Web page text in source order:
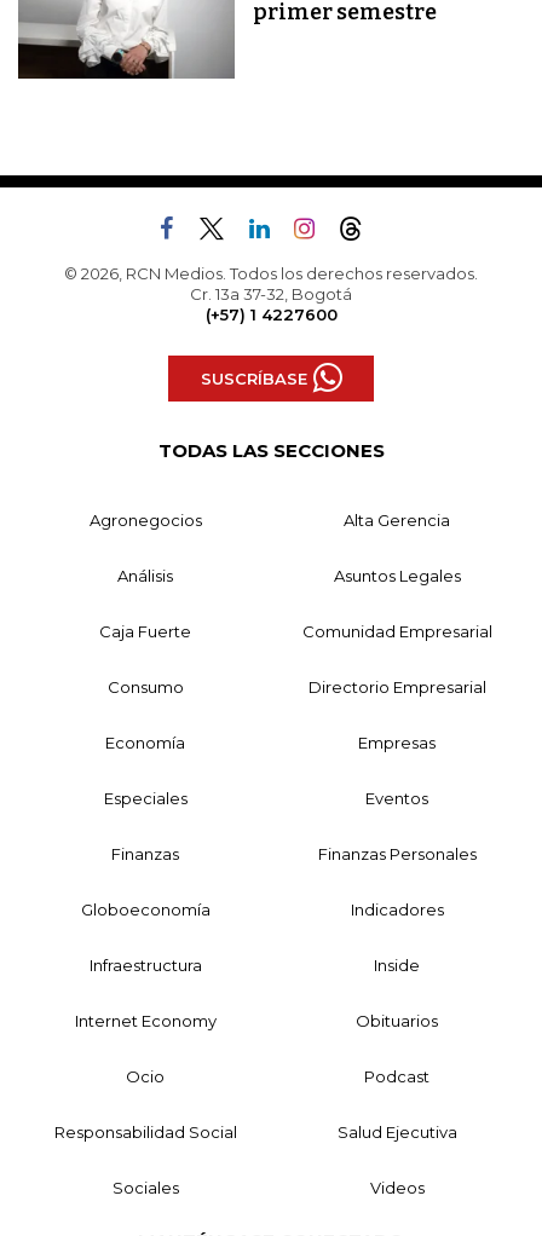
primer semestre
© 2026, RCN Medios. Todos los derechos reservados.
Cr. 13a 37-32, Bogotá
(+57) 1 4227600
SUSCRÍBASE
TODAS LAS SECCIONES
Agronegocios Alta Gerencia
Análisis Asuntos Legales
Caja Fuerte Comunidad Empresarial
Consumo Directorio Empresarial
Economía Empresas
Especiales Eventos
Finanzas Finanzas Personales
Globoeconomía Indicadores
Infraestructura Inside
Internet Economy Obituarios
Ocio Podcast
Responsabilidad Social Salud Ejecutiva
Sociales Videos